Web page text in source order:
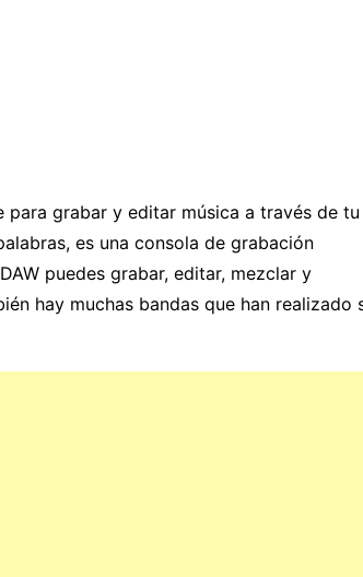
grabar y editar música a través de tu
es una consola de grabación
puedes grabar, editar, mezclar y
hay muchas bandas que han realizado